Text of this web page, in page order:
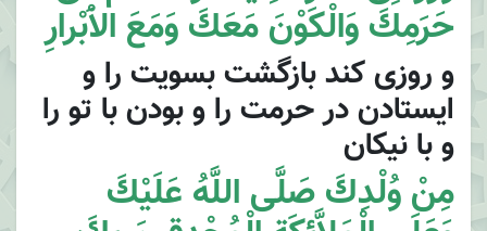
حَرَمِكَ وَالْكَوْنَ مَعَكَ وَمَعَ الاَْبْرارِ
و روزى كند بازگشت بسويت را و
ايستادن در حرمت را و بودن با تو را
و با نيكان
مِنْ وُلْدِكَ صَلَّى اللَّهُ عَلَيْكَ